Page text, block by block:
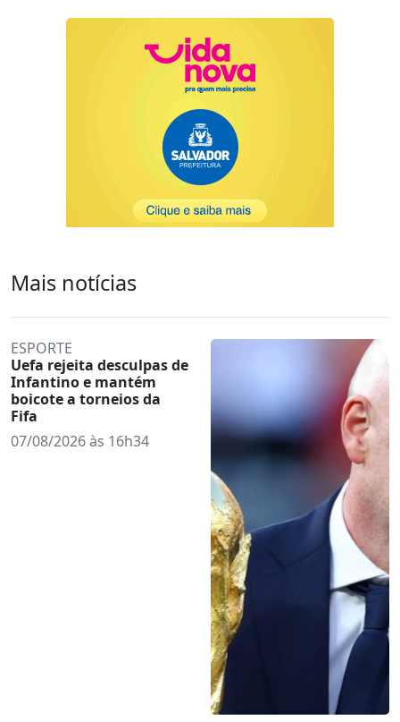
Mais notícias
ESPORTE
Uefa rejeita desculpas de
Infantino e mantém
boicote a torneios da
Fifa
07/08/2026 às 16h34